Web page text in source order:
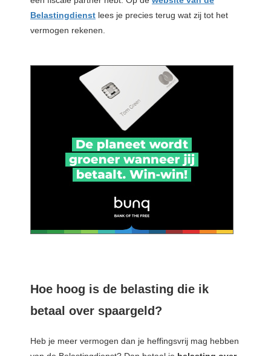
Belastingdienst lees je precies terug wat zij tot het
vermogen rekenen.
Hoe hoog is de belasting die ik
betaal over spaargeld?
Heb je meer vermogen dan je heffingsvrij mag hebben